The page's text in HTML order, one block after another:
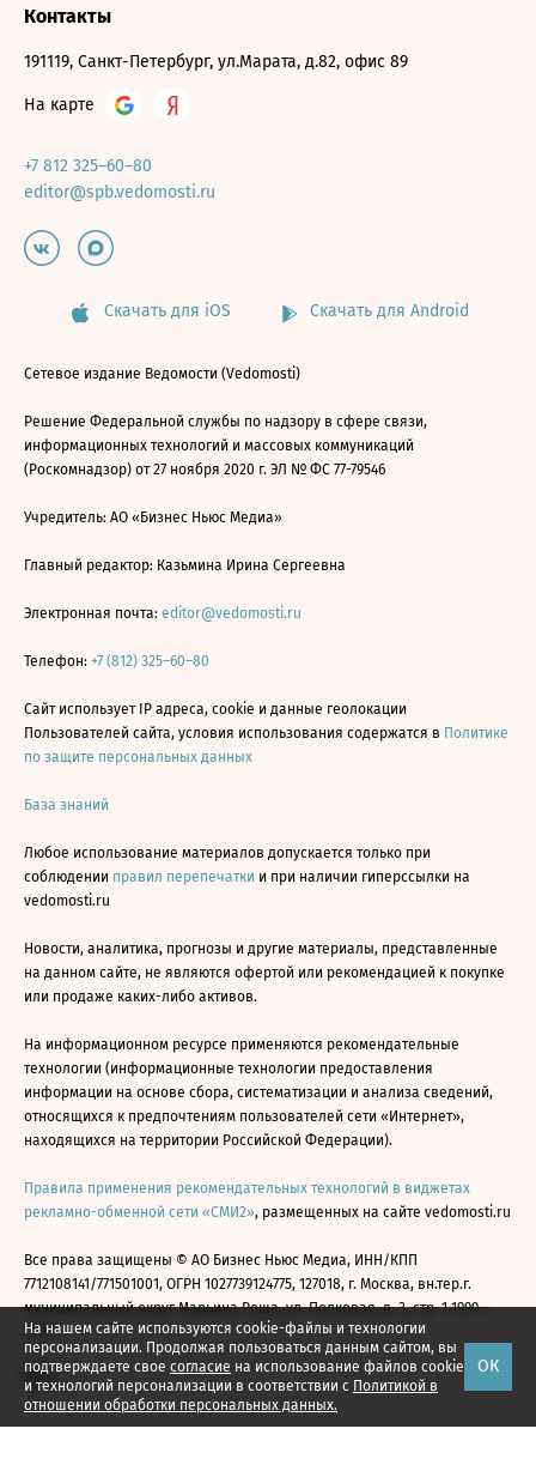
На нашем сайте используются cookie-файлы и технологии
персонализации. Продолжая пользоваться данным сайтом, вы
подтверждаете свое согласие на использование файлов cookie
и технологий персонализации в соответствии с Политикой в
отношении обработки персональных данных.
ОК
Контакты
191119, Санкт-Петербург, ул.Марата, д.82, офис 89
На карте
+7 812 325–60–80
editor@spb.vedomosti.ru
Скачать для iOS Скачать для Android
Сетевое издание Ведомости (Vedomosti)
Решение Федеральной службы по надзору в сфере связи,
информационных технологий и массовых коммуникаций
(Роскомнадзор) от 27 ноября 2020 г. ЭЛ № ФС 77-79546
Учредитель: АО «Бизнес Ньюс Медиа»
Главный редактор: Казьмина Ирина Сергеевна
Электронная почта: editor@vedomosti.ru
Телефон: +7 (812) 325–60–80
Сайт использует IP адреса, cookie и данные геолокации
Пользователей сайта, условия использования содержатся в Политике
по защите персональных данных
База знаний
Любое использование материалов допускается только при
соблюдении правил перепечатки и при наличии гиперссылки на
vedomosti.ru
Новости, аналитика, прогнозы и другие материалы, представленные
на данном сайте, не являются офертой или рекомендацией к покупке
или продаже каких-либо активов.
На информационном ресурсе применяются рекомендательные
технологии (информационные технологии предоставления
информации на основе сбора, систематизации и анализа сведений,
относящихся к предпочтениям пользователей сети «Интернет»,
находящихся на территории Российской Федерации).
Правила применения рекомендательных технологий в виджетах
рекламно-обменной сети «СМИ2», размещенных на сайте vedomosti.ru
Все права защищены © АО Бизнес Ньюс Медиа, ИНН/КПП
7712108141/771501001, ОГРН 1027739124775, 127018, г. Москва, вн.тер.г.
муниципальный округ Марьина Роща, ул. Полковая, д. 3, стр. 1 1999—
2026